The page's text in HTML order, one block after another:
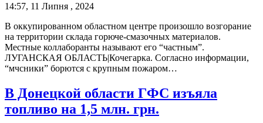
14:57, 11 Липня , 2024
В оккупированном областном центре произошло возгорание
на территории склада горюче-смазочных материалов.
Местные коллаборанты называют его “частным”.
ЛУГАНСКАЯ ОБЛАСТЬ|Кочегарка. Согласно информации,
“мчсники” борются с крупным пожаром…
В Донецкой области ГФС изъяла
топливо на 1,5 млн. грн.